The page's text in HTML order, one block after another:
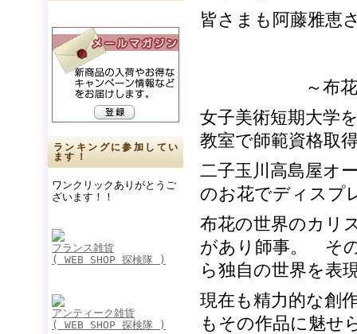
ランキングに参加してい
ます！
ワンクリックありがとうご
ざいます！！
フランス雑貨
( WEB SHOP 探検隊 )
アンティーク雑貨
( WEB SHOP 探検隊 )
皆さまも阿藤雅恵
～布花作家
女子美術短期大学
教室で師範資格取
二子玉川高島屋オ
のお花でディスプ
布花の世界のカリ
があり師事。 そ
ら独自の世界を表
現在も精力的な創
もその作品に魅せ